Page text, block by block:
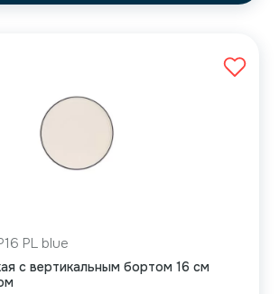
PL blue
с вертикальным бортом 16 см